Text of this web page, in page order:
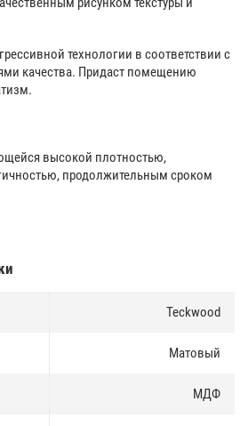
технологии в соответствии с
качества. Придаст помещению
высокой плотностью,
продолжительным сроком
цифровой печатью. Отличается
стойкостью.
(на клей и жидкие гвозди либо
Teckwood
Матовый
МДФ